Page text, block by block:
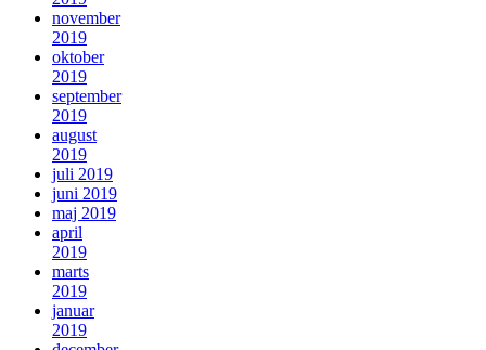
november
2019
oktober
2019
september
2019
august
2019
juli 2019
juni 2019
maj 2019
april
2019
marts
2019
januar
2019